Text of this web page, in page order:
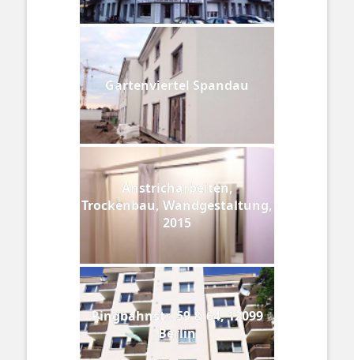
Gartenviertel Spandau
Anstricharbeiten,
Trockenbau, Wandgestaltung,
2015
Ringbahnstr. 59 & 64, 12099
Berlin